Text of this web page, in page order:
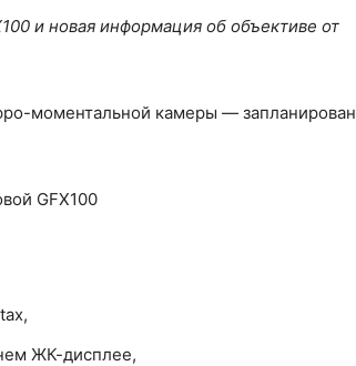
и новая информация об объективе от
моментальной камеры — запланирован
ЖК-дисплее,